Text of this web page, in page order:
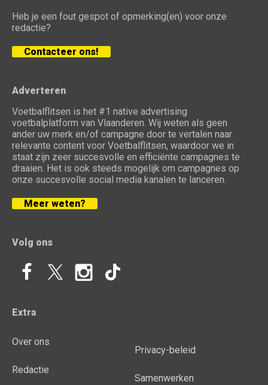
Heb je een fout gespot of opmerking(en) voor onze
redactie?
Contacteer ons!
Adverteren
Voetbalflitsen is het #1 native advertising
voetbalplatform van Vlaanderen. Wij weten als geen
ander uw merk en/of campagne door te vertalen naar
relevante content voor Voetbalflitsen, waardoor we in
staat zijn zeer succesvolle en efficiënte campagnes te
draaien. Het is ook steeds mogelijk om campagnes op
onze succesvolle social media kanalen te lanceren.
Meer weten?
Volg ons
Extra
Over ons
Redactie
Privacy-beleid
Samenwerken